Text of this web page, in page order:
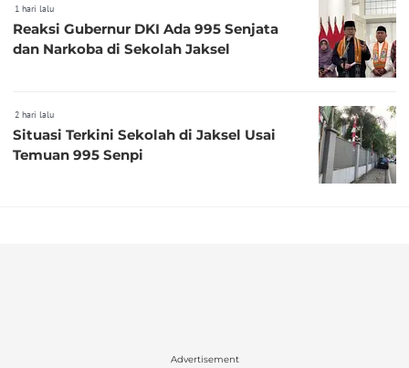
1 hari lalu
Reaksi Gubernur DKI Ada 995 Senjata
dan Narkoba di Sekolah Jaksel
2 hari lalu
Situasi Terkini Sekolah di Jaksel Usai
Temuan 995 Senpi
Advertisement